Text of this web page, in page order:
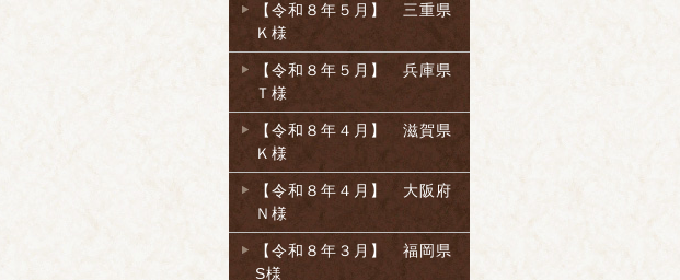
【令和８年５月】 三重県
Ｋ様
【令和８年５月】 兵庫県
Ｔ様
【令和８年４月】 滋賀県
Ｋ様
【令和８年４月】 大阪府
Ｎ様
【令和８年３月】 福岡県
S様